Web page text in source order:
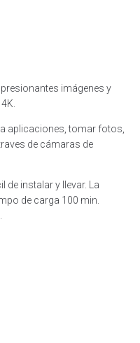
imágenes y
aplicaciones, tomar fotos,
de cámaras de
de instalar y llevar. La
de carga 100 min.